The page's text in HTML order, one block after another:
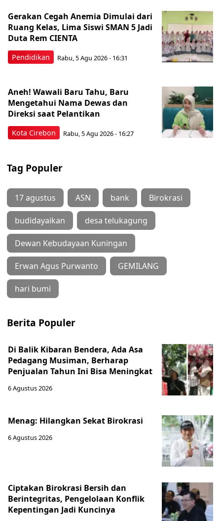
Pendidikan
Gerakan Cegah Anemia Dimulai dari
Ruang Kelas, Lima Siswi SMAN 5 Jadi
Duta Rem CIENTA
Rabu, 5 Agu 2026 - 16:31
Kota Cirebon
Aneh! Wawali Baru Tahu, Baru
Mengetahui Nama Dewas dan
Direksi saat Pelantikan
Rabu, 5 Agu 2026 - 16:27
Tag Populer
17 agustus ASN bank Birokrasi
budidayaikan desa telukagung
Dewan Kebudayaan Kuningan
Erwan Agus Purwanto GEMILANG
hari bumi
Berita Populer
Di Balik Kibaran Bendera, Ada Asa
Pedagang Musiman, Berharap
Penjualan Tahun Ini Bisa Meningkat
6 Agustus 2026
Menag: Hilangkan Sekat Birokrasi
6 Agustus 2026
Ciptakan Birokrasi Bersih dan
Berintegritas, Pengelolaan Konflik
Kepentingan Jadi Kuncinya